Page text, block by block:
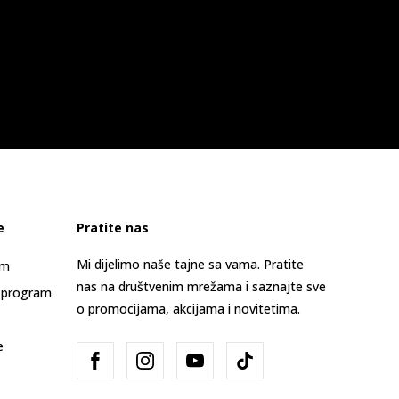
Pratite nas
Mi dijelimo naše tajne sa vama. Pratite
nas na društvenim mrežama i saznajte sve
o promocijama, akcijama i novitetima.